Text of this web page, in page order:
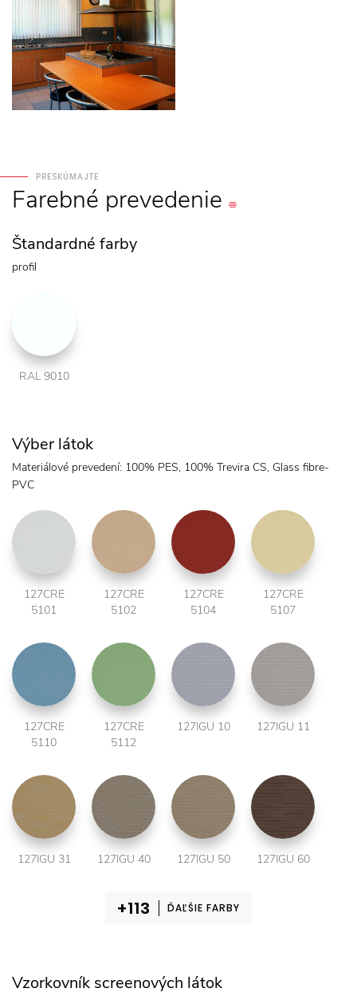
PRESKÚMAJTE
Farebné prevedenie
Štandardné farby
profil
RAL 9010
Výber látok
Materiálové prevedení: 100% PES, 100% Trevira CS, Glass fibre-
PVC
127CRE
5101
127CRE
5102
127CRE
5104
127CRE
5107
127CRE
5110
127CRE
5112
127IGU 10 127IGU 11
127IGU 31 127IGU 40 127IGU 50 127IGU 60
ĎAĽŠIE FARBY
Vzorkovník screenových látok